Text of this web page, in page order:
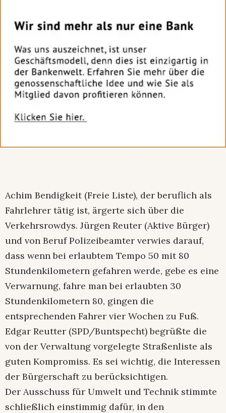
Achim Bendigkeit (Freie Liste), der beruflich als
Fahrlehrer tätig ist, ärgerte sich über die
Verkehrsrowdys. Jürgen Reuter (Aktive Bürger)
und von Beruf Polizeibeamter verwies darauf,
dass wenn bei erlaubtem Tempo 50 mit 80
Stundenkilometern gefahren werde, gebe es eine
Verwarnung, fahre man bei erlaubten 30
Stundenkilometern 80, gingen die
entsprechenden Fahrer vier Wochen zu Fuß.
Edgar Reutter (SPD/Buntspecht) begrüßte die
von der Verwaltung vorgelegte Straßenliste als
guten Kompromiss. Es sei wichtig, die Interessen
der Bürgerschaft zu berücksichtigen.
Der Ausschuss für Umwelt und Technik stimmte
schließlich einstimmig dafür, in den